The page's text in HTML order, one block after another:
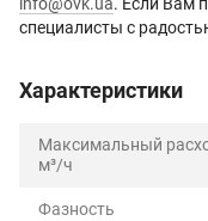
info@ovk.ua. Если Вам
специалисты с
Характеристики
Максимальный
м³/ч
Фазность